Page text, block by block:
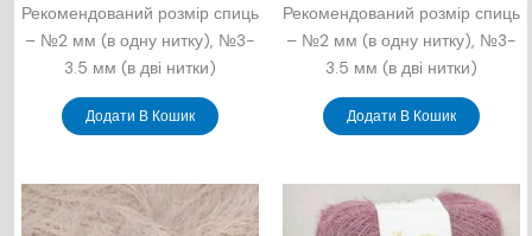
Рекомендований розмір спиць
– №2 мм (в одну нитку), №3-
3.5 мм (в дві нитки)
Додати В Кошик
Рекомендований розмір спиць
– №2 мм (в одну нитку), №3-
3.5 мм (в дві нитки)
Додати В Кошик